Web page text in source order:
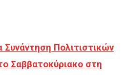
Συνάντηση Πολιτιστικών
Σαββατοκύριακο στη